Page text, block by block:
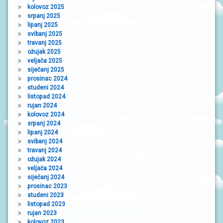
kolovoz 2025
srpanj 2025
lipanj 2025
svibanj 2025
travanj 2025
ožujak 2025
veljača 2025
siječanj 2025
prosinac 2024
studeni 2024
listopad 2024
rujan 2024
kolovoz 2024
srpanj 2024
lipanj 2024
svibanj 2024
travanj 2024
ožujak 2024
veljača 2024
siječanj 2024
prosinac 2023
studeni 2023
listopad 2023
rujan 2023